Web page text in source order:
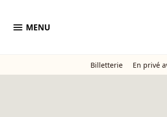
menu MENU
Billetterie En privé